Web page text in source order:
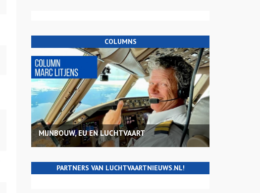
COLUMNS
MIJNBOUW, EU EN LUCHTVAART
PARTNERS VAN LUCHTVAARTNIEUWS.NL!